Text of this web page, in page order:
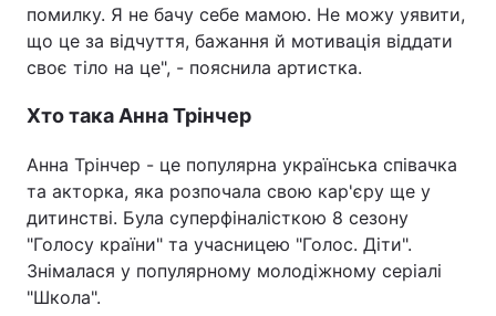
помилку. Я не бачу себе мамою. Не можу уявити,
що це за відчуття, бажання й мотивація віддати
своє тіло на це", - пояснила артистка.
Хто така Анна Трінчер
Анна Трінчер - це популярна українська співачка
та акторка, яка розпочала свою кар'єру ще у
дитинстві. Була суперфіналісткою 8 сезону
"Голосу країни" та учасницею "Голос. Діти".
Знімалася у популярному молодіжному серіалі
"Школа".